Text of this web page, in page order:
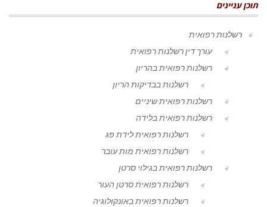
תוכן עניינים
רשלנות רפואית
עורך דין רשלנות רפואית
רשלנות רפואית בהריון
רשלנות בבדיקות הריון
רשלנות רפואית שיניים
רשלנות רפואית בלידה
רשלנות רפואית לידת פג
רשלנות רפואית מות עובר
רשלנות רפואית בגילוי סרטן
רשלנות רפואית סרטן העור
רשלנות רפואית באונקולוגיה